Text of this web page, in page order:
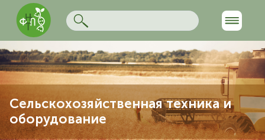
Сельскохозяйственная техника и
оборудование